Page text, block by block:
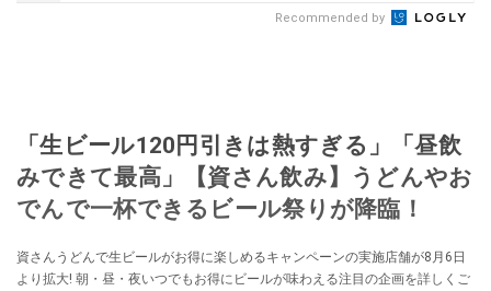
Recommended by
「生ビール120円引きは熱すぎる」「昼飲
みできて最高」【資さん飲み】うどんやお
でんで一杯できるビール祭りが降臨！
資さんうどんで生ビールがお得に楽しめるキャンペーンの実施店舗が8月6日
より拡大! 朝・昼・夜いつでもお得にビールが味わえる注目の企画を詳しくご